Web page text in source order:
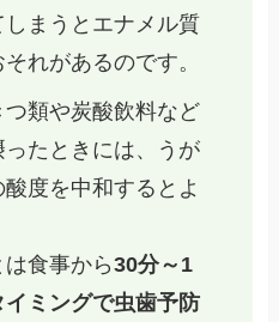
まうとエナメル質
れがあるのです。
類や炭酸飲料など
たときには、うが
度を中和するとよ
は食事から30分～1
イミングで虫歯予防